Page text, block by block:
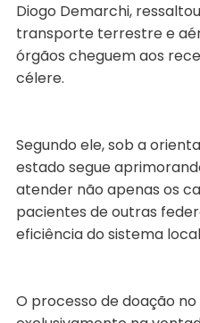
Diogo Demarchi,
transporte terrestre e
órgãos cheguem aos
célere.
Segundo ele, sob a
estado segue
atender não apenas os
pacientes de outras
eficiência do sistema
O processo de doação